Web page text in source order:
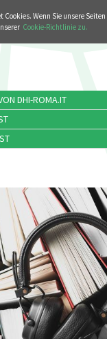
Cookies. Wenn Sie unsere Seiten
Cookie-Richtlinie zu.
DHI-ROMA.IT